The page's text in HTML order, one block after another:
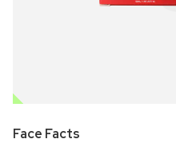
OUTLET
Face Facts